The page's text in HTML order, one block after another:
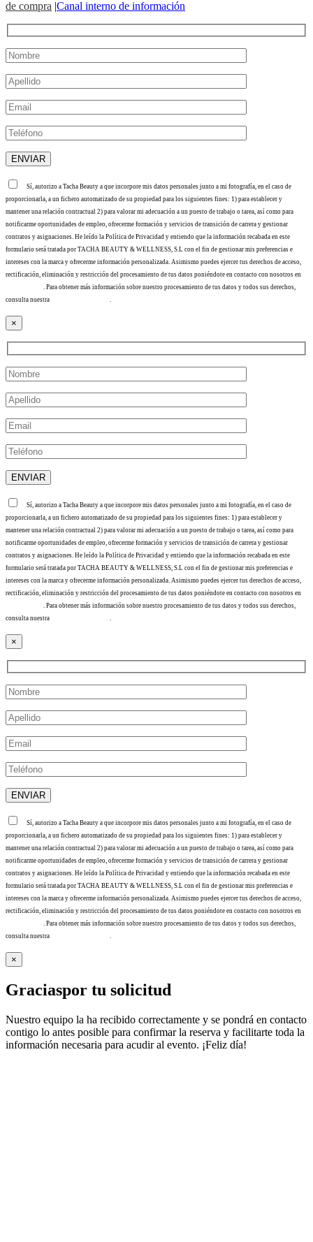
de compra |Canal interno de información
Sí, autorizo a Tacha Beauty a que incorpore mis datos personales junto a mi fotografía, en el caso de
proporcionarla, a un fichero automatizado de su propiedad para los siguientes fines: 1) para establecer y
mantener una relación contractual 2) para valorar mi adecuación a un puesto de trabajo o tarea, así como para
notificarme oportunidades de empleo, ofrecerme formación y servicios de transición de carrera y gestionar
contratos y asignaciones. He leído la Política de Privacidad y entiendo que la información recabada en este
formulario será tratada por TACHA BEAUTY & WELLNESS, S.L con el fin de gestionar mis preferencias e
intereses con la marca y ofrecerme información personalizada. Asimismo puedes ejercer tus derechos de acceso,
rectificación, eliminación y restricción del procesamiento de tus datos poniéndote en contacto con nosotros en
. Para obtener más información sobre nuestro procesamiento de tus datos y todos sus derechos,
consulta nuestra
.
×
Sí, autorizo a Tacha Beauty a que incorpore mis datos personales junto a mi fotografía, en el caso de
proporcionarla, a un fichero automatizado de su propiedad para los siguientes fines: 1) para establecer y
mantener una relación contractual 2) para valorar mi adecuación a un puesto de trabajo o tarea, así como para
notificarme oportunidades de empleo, ofrecerme formación y servicios de transición de carrera y gestionar
contratos y asignaciones. He leído la Política de Privacidad y entiendo que la información recabada en este
formulario será tratada por TACHA BEAUTY & WELLNESS, S.L con el fin de gestionar mis preferencias e
intereses con la marca y ofrecerme información personalizada. Asimismo puedes ejercer tus derechos de acceso,
rectificación, eliminación y restricción del procesamiento de tus datos poniéndote en contacto con nosotros en
. Para obtener más información sobre nuestro procesamiento de tus datos y todos sus derechos,
consulta nuestra
×
Sí, autorizo a Tacha Beauty a que incorpore mis datos personales junto a mi fotografía, en el caso de
proporcionarla, a un fichero automatizado de su propiedad para los siguientes fines: 1) para establecer y
mantener una relación contractual 2) para valorar mi adecuación a un puesto de trabajo o tarea, así como para
notificarme oportunidades de empleo, ofrecerme formación y servicios de transición de carrera y gestionar
contratos y asignaciones. He leído la Política de Privacidad y entiendo que la información recabada en este
formulario será tratada por TACHA BEAUTY & WELLNESS, S.L con el fin de gestionar mis preferencias e
intereses con la marca y ofrecerme información personalizada. Asimismo puedes ejercer tus derechos de acceso,
rectificación, eliminación y restricción del procesamiento de tus datos poniéndote en contacto con nosotros en
. Para obtener más información sobre nuestro procesamiento de tus datos y todos sus derechos,
consulta nuestra
.
×
Graciaspor tu solicitud
Nuestro equipo la ha recibido correctamente y se pondrá en contacto
contigo lo antes posible para confirmar la reserva y facilitarte toda la
información necesaria para acudir al evento. ¡Feliz día!